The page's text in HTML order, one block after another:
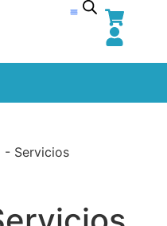
- Servicios